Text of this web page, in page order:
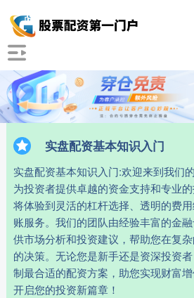
实盘配资基本知识入门
实盘配资基本知识入门:欢迎来到我们
为投资者提供卓越的资金支持和专业
将体验到灵活的杠杆选择、透明的费
账服务。我们的团队由经验丰富的金
供市场分析和投资建议，帮助您在复
的决策。无论您是新手还是资深投资
制最合适的配资方案，助您实现财富
开启您的投资新篇章！